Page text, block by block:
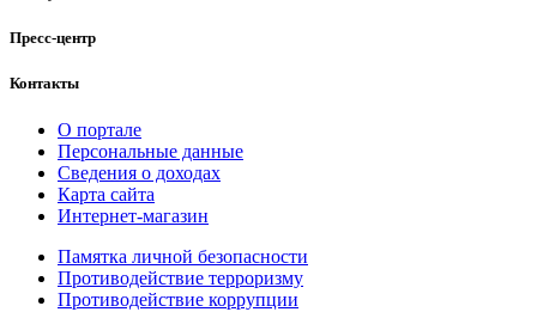
Пресс-центр
Контакты
О портале
Персональные данные
Сведения о доходах
Карта сайта
Интернет-магазин
Памятка личной безопасности
Противодействие терроризму
Противодействие коррупции